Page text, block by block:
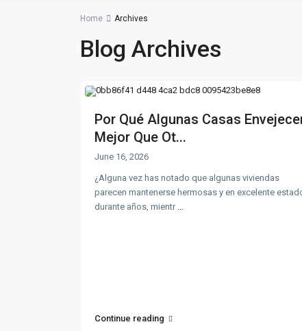
Home Archives
Blog Archives
Por Qué Algunas Casas
Mejor Que Ot...
June 16, 2026
¿Alguna vez has notado que algunas viviendas
parecen mantenerse hermosas y en excelente
durante años, mientr ...
Continue reading